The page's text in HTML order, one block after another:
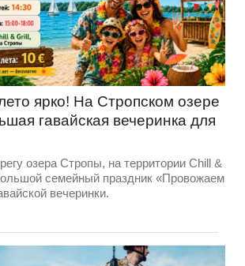
ярко! На Стропском озере
гавайская вечеринка для
озера Стропы, на территории Chill &
семейный праздник «Провожаем
вечеринки.